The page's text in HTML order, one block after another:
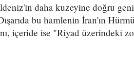
daha kuzeyine doğru
bu hamlenin İran'ın
içeride ise "Riyad üzerindeki